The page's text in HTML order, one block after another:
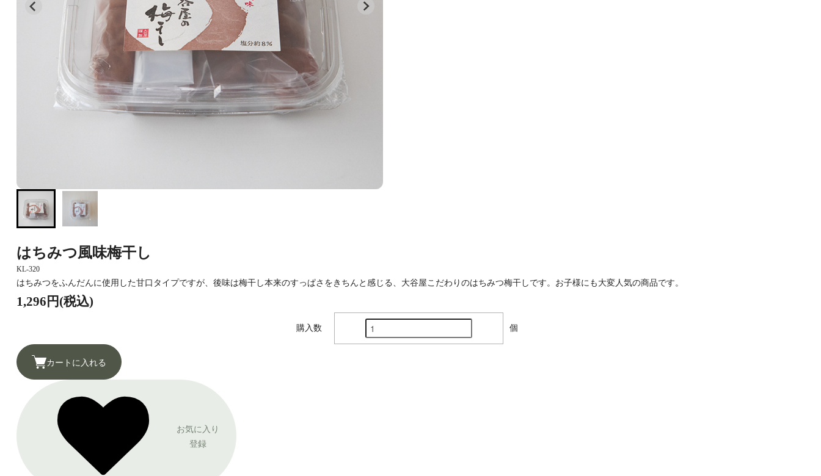
はちみつ風味梅干し
KL-320
はちみつをふんだんに使用した甘口タイプですが、後味は梅干し本来のすっぱさをきちんと感じる、大谷屋こだわりのはちみつ梅干しです。お子様にも大変人気の商品です。
1,296円(税込)
購入数 個
カートに入れる
お気に入り
登録